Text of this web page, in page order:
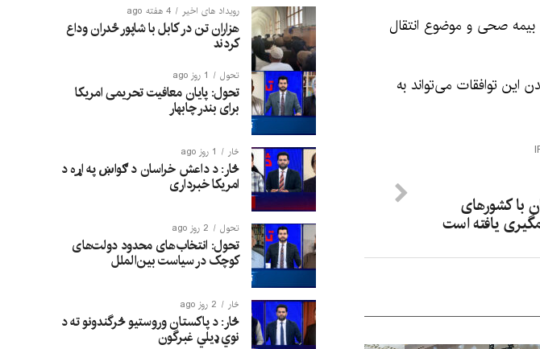
بیمه صحی و موضوع انتقال
توافقات می‌تواند به
با کشورهای
یافته است
رویداد های اخیر 4 هفته ago
هزاران تن در کابل با شاپور ځدران وداع
کردند
تحول 1 روز ago
تحول: پایان معافیت تحریمی امریکا
برای بندر چابهار
څار 1 روز ago
څار: د داعش خراسان د ګواښ په اړه د
امریکا خبرداری
تحول 2 روز ago
تحول: انتخاب‌های محدود دولت‌های
کوچک در سیاست بین‌الملل
څار 2 روز ago
څار: د پاکستان وروستیو څرگندونو ته د
نوي ډیلي غبرگون